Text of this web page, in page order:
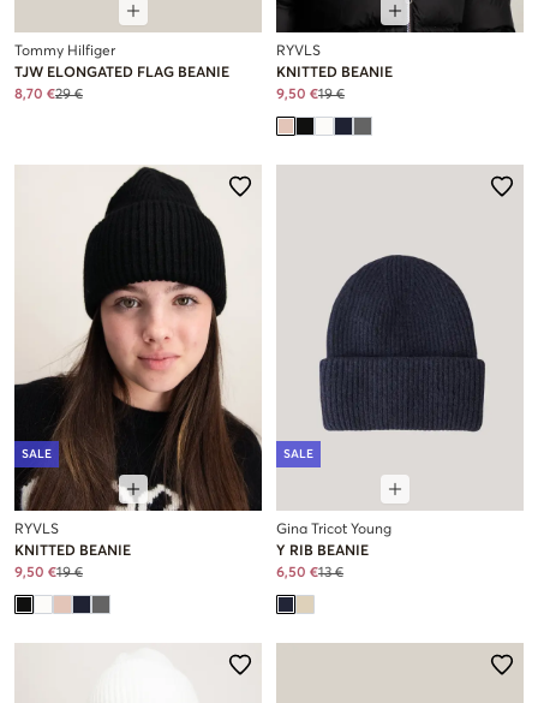
Tommy Hilfiger
TJW ELONGATED FLAG BEANIE
8,70 €29 €
RYVLS
KNITTED BEANIE
9,50 €19 €
SALE
RYVLS
KNITTED BEANIE
9,50 €19 €
SALE
Gina Tricot Young
Y RIB BEANIE
6,50 €13 €